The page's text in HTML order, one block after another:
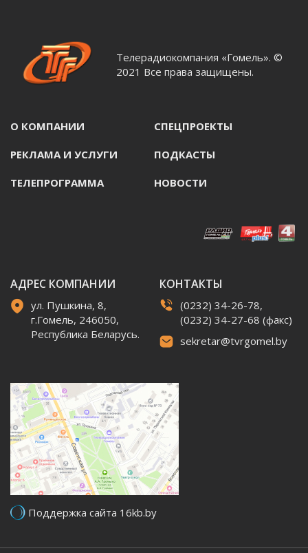
Телерадиокомпания «Гомель». ©
2021 Все права защищены.
О КОМПАНИИ СПЕЦПРОЕКТЫ
РЕКЛАМА И УСЛУГИ ПОДКАСТЫ
ТЕЛЕПРОГРАММА НОВОСТИ
АДРЕС КОМПАНИИ
ул. Пушкина, 8,
г.Гомель, 246050,
Республика Беларусь.
КОНТАКТЫ
(0232) 34-26-78,
(0232) 34-27-68 (факс)
sekretar@tvrgomel.by
Поддержка сайта 16kb.by